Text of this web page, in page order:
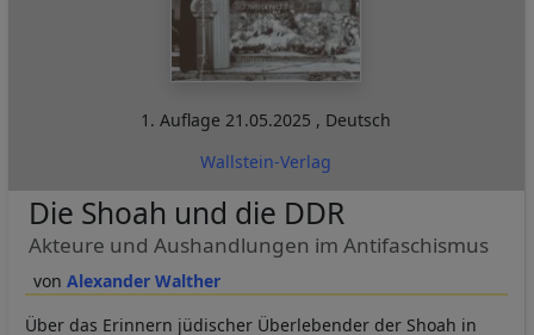
1. Auflage 21.05.2025 , Deutsch
Wallstein-Verlag
Alexander Walther
Die Shoah und die DDR
Akteure und Aushandlungen im Antifaschismus
Über das Erinnern jüdischer Überlebender der Shoah in